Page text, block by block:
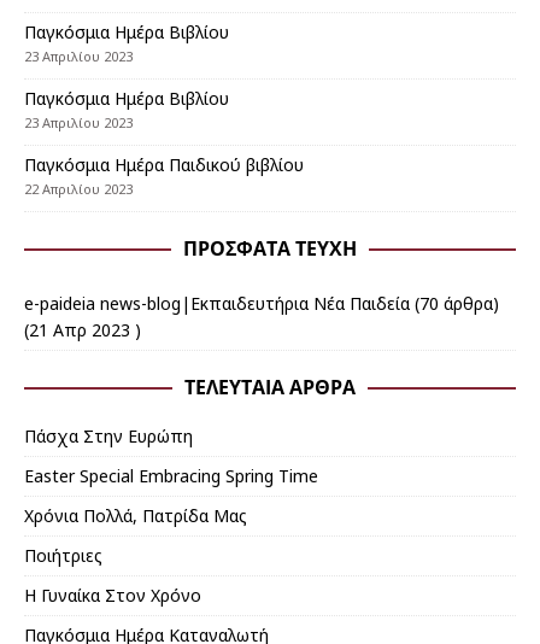
Παγκόσμια Ημέρα Βιβλίου
23 Απριλίου 2023
Παγκόσμια Ημέρα Βιβλίου
23 Απριλίου 2023
Παγκόσμια Ημέρα Παιδικού βιβλίου
22 Απριλίου 2023
ΠΡΌΣΦΑΤΑ ΤΕΎΧΗ
e-paideia news-blog|Εκπαιδευτήρια Νέα Παιδεία (70 άρθρα)
(21 Απρ 2023 )
ΤΕΛΕΥΤΑΊΑ ΆΡΘΡΑ
Πάσχα Στην Ευρώπη
Εaster Special Embracing Spring Time
Χρόνια Πολλά, Πατρίδα Μας
Ποιήτριες
Η Γυναίκα Στον Χρόνο
Παγκόσμια Ημέρα Καταναλωτή